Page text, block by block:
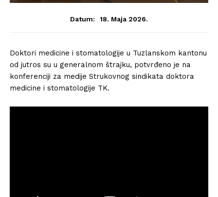
Datum: 18. Maja 2026.
Doktori medicine i stomatologije u Tuzlanskom kantonu
od jutros su u generalnom štrajku, potvrđeno je na
konferenciji za medije Strukovnog sindikata doktora
medicine i stomatologije TK.